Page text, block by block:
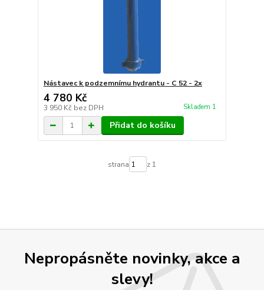
Nástavec k podzemnímu hydrantu - C 52 - 2x
4 780 Kč
3 950 Kč bez DPH Skladem 1
Přidat do košíku
strana z 1
Nepropásněte novinky, akce a
slevy!